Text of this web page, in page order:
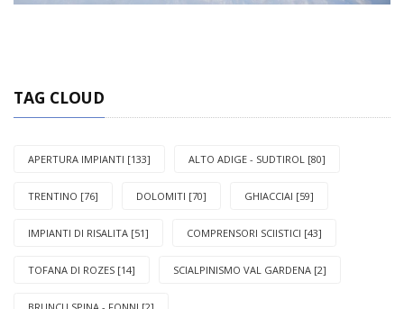
TAG CLOUD
APERTURA IMPIANTI [133] ALTO ADIGE - SUDTIROL [80]
TRENTINO [76] DOLOMITI [70] GHIACCIAI [59]
IMPIANTI DI RISALITA [51] COMPRENSORI SCIISTICI [43]
TOFANA DI ROZES [14] SCIALPINISMO VAL GARDENA [2]